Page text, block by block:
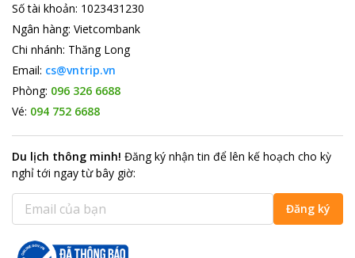
Số tài khoản: 1023431230
Ngân hàng: Vietcombank
Chi nhánh: Thăng Long
Email: cs@vntrip.vn
Phòng: 096 326 6688
Vé: 094 752 6688
Du lịch thông minh! Đăng ký nhận tin để lên kế hoạch cho kỳ
nghỉ tới ngay từ bây giờ:
Đăng ký